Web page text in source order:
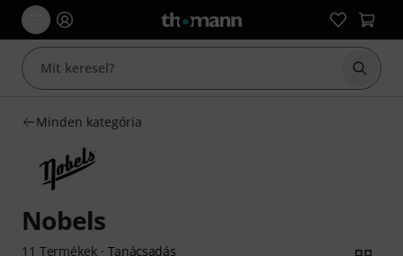
Minden kategória
Nobels
11 Termékek· Tanácsadás